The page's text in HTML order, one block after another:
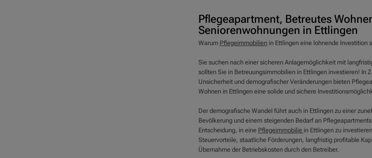
Pflegeapartment, Betreutes
Seniorenwohnungen in Ettlingen
Warum Pflegeimmobilienin Ettlingen eine lohnende Investition
Sie suchen nach einer sicheren Anlagemöglichkeit mit
sollten Sie in Betreuungsimmobilien in Ettlingen investieren! In
Unsicherheit und demografischer Veränderungen bieten
Wohnen in Ettlingen eine solide und sichere
Der demografische Wandel führt auch in Ettlingen zu einer
Bevölkerung und einem steigenden Bedarf an
Entscheidung, in eine Pflegeimmobilie in Ettlingen zu
Steuervorteile, staatliche Förderungen, langfristig profitable
Übernahme der Betriebskosten durch den Betreiber.